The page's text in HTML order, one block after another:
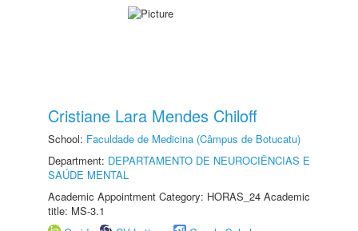
Cristiane Lara Mendes Chiloff
School: Faculdade de Medicina (Câmpus de Botucatu)
Department: DEPARTAMENTO DE NEUROCIÊNCIAS E
SAÚDE MENTAL
Academic Appointment Category: HORAS_24 Academic
title: MS-3.1